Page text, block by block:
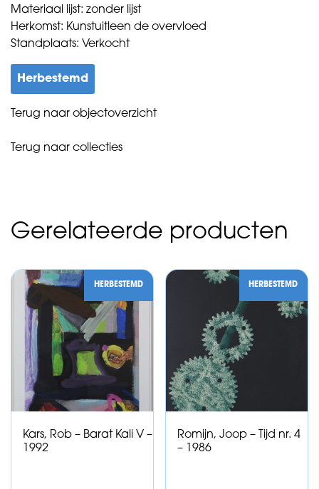
Materiaal lijst: zonder lijst
Herkomst: Kunstuitleen de overvloed
Standplaats: Verkocht
Herbestemd
Terug naar objectoverzicht
Terug naar collecties
Gerelateerde producten
HERBESTEMD
Kars, Rob – Barat Kali V –
1992
HERBESTEMD
Romijn, Joop – Tijd nr. 4
– 1986